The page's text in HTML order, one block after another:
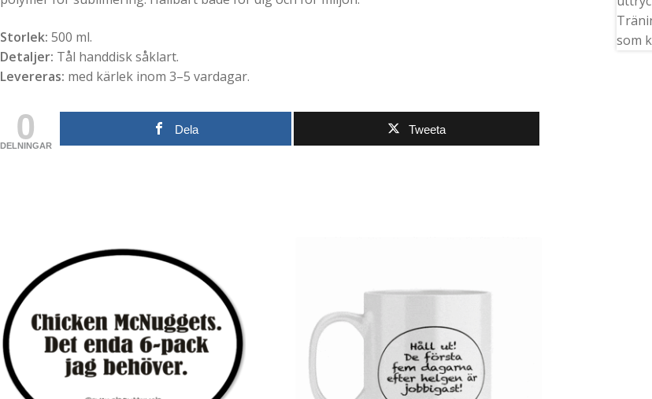
Storlek: 500 ml.
Detaljer: Tål handdisk såklart.
Levereras: med kärlek inom 3–5 vardagar.
0
DELNINGAR
Dela Tweeta